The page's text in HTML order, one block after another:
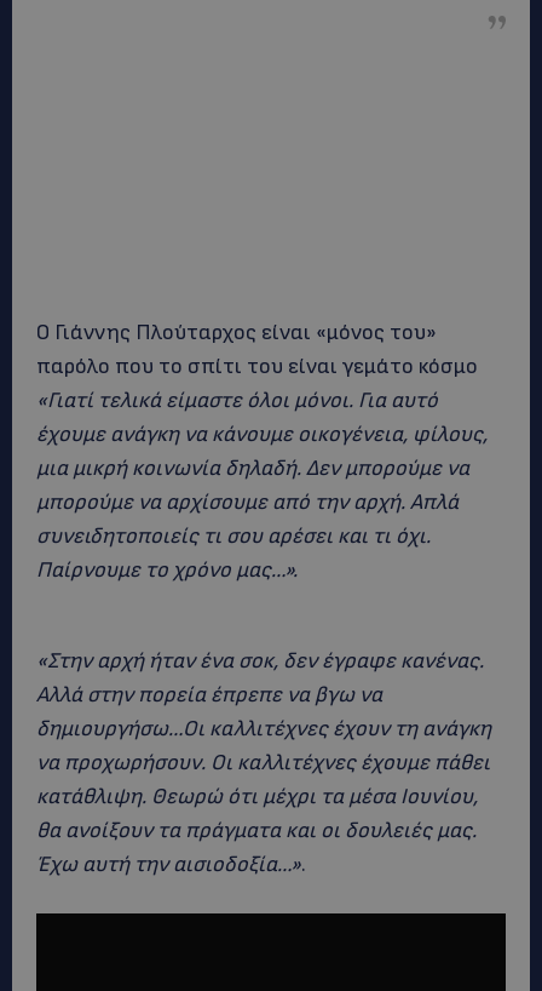
Ο Γιάννης Πλούταρχος είναι «μόνος του»
παρόλο που το σπίτι του είναι γεμάτο κόσμο
«Γιατί τελικά είμαστε όλοι μόνοι. Για αυτό
έχουμε ανάγκη να κάνουμε οικογένεια, φίλους,
μια μικρή κοινωνία δηλαδή. Δεν μπορούμε να
μπορούμε να αρχίσουμε από την αρχή. Απλά
συνειδητοποιείς τι σου αρέσει και τι όχι.
Παίρνουμε το χρόνο μας…».
«Στην αρχή ήταν ένα σοκ, δεν έγραφε κανένας.
Αλλά στην πορεία έπρεπε να βγω να
δημιουργήσω…Οι καλλιτέχνες έχουν τη ανάγκη
να προχωρήσουν. Οι καλλιτέχνες έχουμε πάθει
κατάθλιψη. Θεωρώ ότι μέχρι τα μέσα Ιουνίου,
θα ανοίξουν τα πράγματα και οι δουλειές μας.
Έχω αυτή την αισιοδοξία…».